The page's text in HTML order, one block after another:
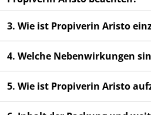
Wenn Sie
sich an Ihren Arzt oder
für Nebenwirkungen, die
Packungsbeilage
3. Wie ist Propiverin Aristo
4. Welche Nebenwirkungen
5. Wie ist Propiverin Aristo